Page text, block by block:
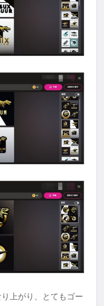
上がり、とてもゴー